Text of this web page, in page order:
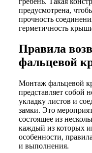
предусмотрена,
прочность
герметичность
Правила
фальцевой
Монтаж фальцевой
представляет собой
укладку листов и
замки. Это
состоящее из
каждый из которых
особенности,
и выполнения.